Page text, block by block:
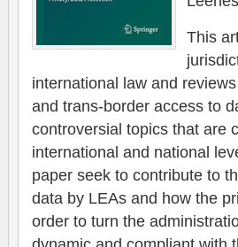
This
international law and
and trans-border access to
controversial topics that are
international and national
paper seek to contribute to
data by LEAs and how the
order to turn the